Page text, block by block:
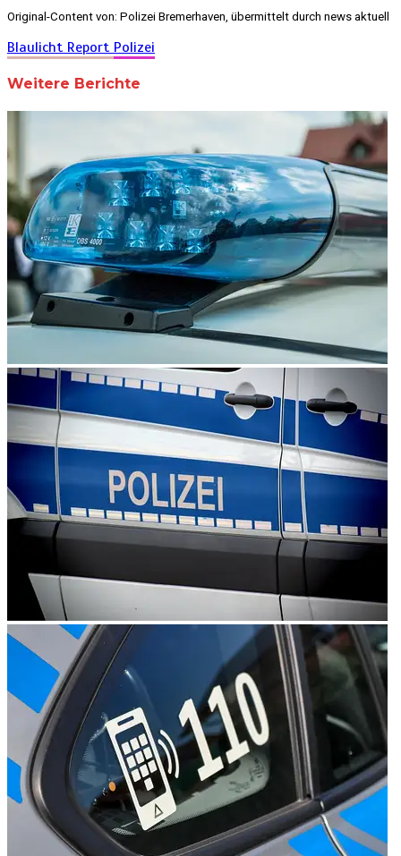
Original-Content von: Polizei Bremerhaven, übermittelt durch news aktuell
Blaulicht Report Polizei
Weitere Berichte